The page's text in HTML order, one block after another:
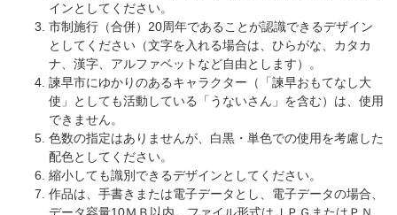
インとしてください。
市制施行（合併）20周年であることが認識できるデザイン
としてください（文字を入れる場合は、ひらがな、カタカ
ナ、漢字、アルファベットなど自由とします）。
諫早市にゆかりのあるキャラクター（「諫早おもてなし大
使」としても活動している「うないさん」を含む）は、使用
できません。
色数の指定はありませんが、白黒・単色での使用を考慮した
配色としてください。
縮小しても識別できるデザインとしてください。
作品は、手書きまたは電子データとし、電子データの場合、